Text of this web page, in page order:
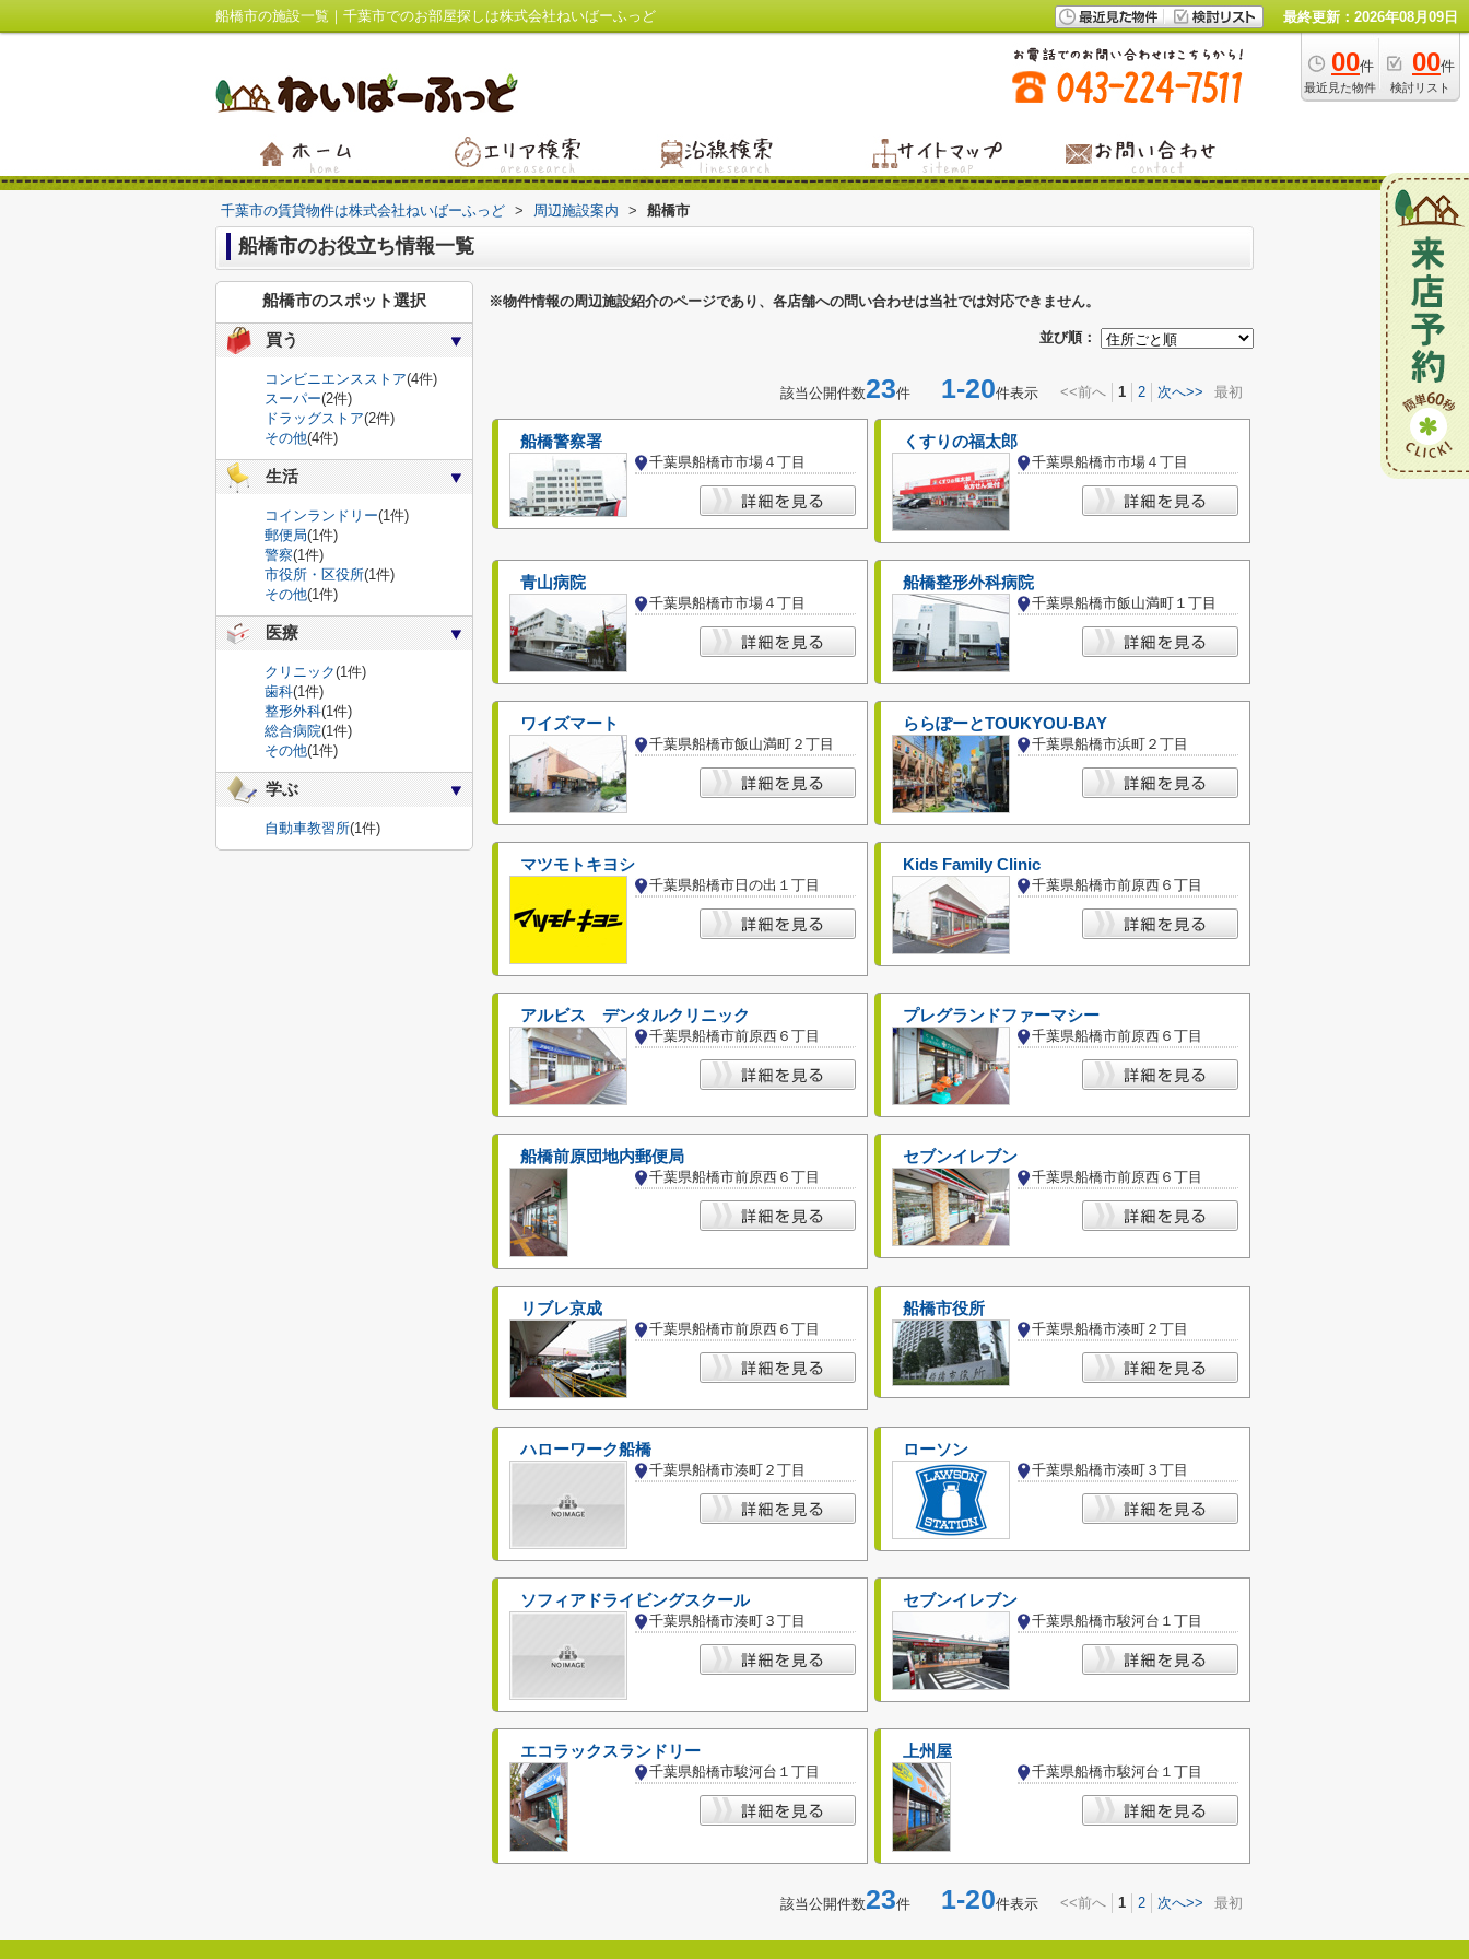
船橋市の施設一覧｜千葉市でのお部屋探しは株式会社ねいばーふっど 最終更新：2026年08月09日
00件
最近見た物件
00件
検討リスト
千葉市の賃貸物件は株式会社ねいばーふっど > 周辺施設案内 > 船橋市
船橋市のお役立ち情報一覧
※物件情報の周辺施設紹介のページであり、各店舗への問い合わせは当社では対応できません。
並び順：
該当公開件数23件 1-20件表示 <<前へ 1 2 次へ>> 最初
船橋警察署
千葉県船橋市市場４丁目
くすりの福太郎
千葉県船橋市市場４丁目
青山病院
千葉県船橋市市場４丁目
船橋整形外科病院
千葉県船橋市飯山満町１丁目
ワイズマート
千葉県船橋市飯山満町２丁目
ららぽーとTOUKYOU-BAY
千葉県船橋市浜町２丁目
マツモトキヨシ
千葉県船橋市日の出１丁目
Kids Family Clinic
千葉県船橋市前原西６丁目
アルビス デンタルクリニック
千葉県船橋市前原西６丁目
プレグランドファーマシー
千葉県船橋市前原西６丁目
船橋前原団地内郵便局
千葉県船橋市前原西６丁目
セブンイレブン
千葉県船橋市前原西６丁目
リブレ京成
千葉県船橋市前原西６丁目
船橋市役所
千葉県船橋市湊町２丁目
ハローワーク船橋
千葉県船橋市湊町２丁目
ローソン
千葉県船橋市湊町３丁目
ソフィアドライビングスクール
千葉県船橋市湊町３丁目
セブンイレブン
千葉県船橋市駿河台１丁目
エコラックスランドリー
千葉県船橋市駿河台１丁目
上州屋
千葉県船橋市駿河台１丁目
該当公開件数23件 1-20件表示 <<前へ 1 2 次へ>> 最初
船橋市のスポット選択
買う
コンビニエンスストア(4件)
スーパー(2件)
ドラッグストア(2件)
その他(4件)
生活
コインランドリー(1件)
郵便局(1件)
警察(1件)
市役所・区役所(1件)
その他(1件)
医療
クリニック(1件)
歯科(1件)
整形外科(1件)
総合病院(1件)
その他(1件)
学ぶ
自動車教習所(1件)